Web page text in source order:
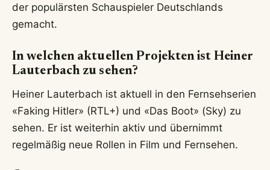
der populärsten Schauspieler Deutschlands
gemacht.
In welchen aktuellen Projekten ist Heiner
Lauterbach zu sehen?
Heiner Lauterbach ist aktuell in den Fernsehserien
«Faking Hitler» (RTL+) und «Das Boot» (Sky) zu
sehen. Er ist weiterhin aktiv und übernimmt
regelmäßig neue Rollen in Film und Fernsehen.